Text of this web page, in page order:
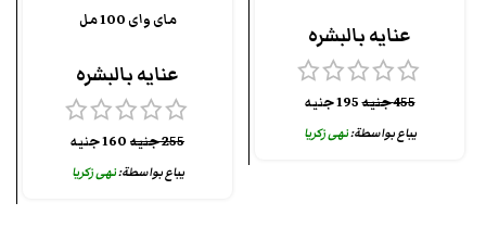
عنايه بالبشره
455جنيه195جنيه
يباع بواسطة:نهى زكريا
ماى واى 100 مل
عنايه بالبشره
255جنيه 160جنيه
يباع بواسطة:نهى زكريا